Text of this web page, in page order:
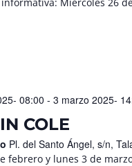
COLE
08:00 - 3 marzo 2025-
Pl. del Santo Ángel, s/n,
febrero y lunes 3 de